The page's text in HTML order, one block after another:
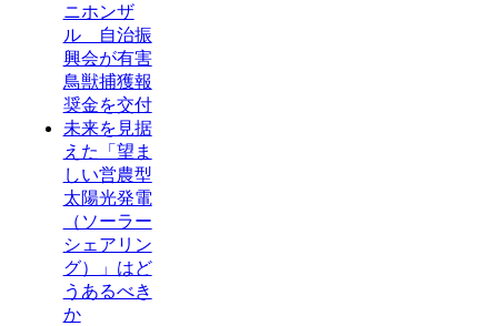
ニホンザ
ル 自治振
興会が有害
鳥獣捕獲報
奨金を交付
未来を見据
えた「望ま
しい営農型
太陽光発電
（ソーラー
シェアリン
グ）」はど
うあるべき
か